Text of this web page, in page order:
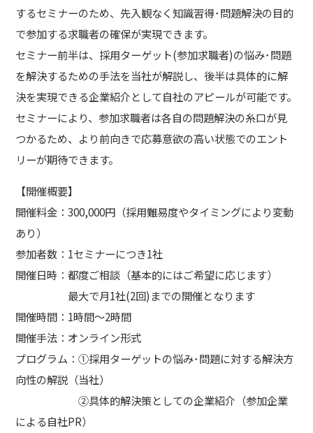
するセミナーのため、先入観なく知識習得･問題解決の目的
で参加する求職者の確保が実現できます。
セミナー前半は、採用ターゲット(参加求職者)の悩み･問題
を解決するための手法を当社が解説し、後半は具体的に解
決を実現できる企業紹介として自社のアピールが可能です。
セミナーにより、参加求職者は各自の問題解決の糸口が見
つかるため、より前向きで応募意欲の高い状態でのエント
リーが期待できます。
【開催概要】
開催料金：300,000円（採用難易度やタイミングにより変動
あり）
参加者数：1セミナーにつき1社
開催日時：都度ご相談（基本的にはご希望に応じます）
最大で月1社(2回)までの開催となります
開催時間：1時間～2時間
開催手法：オンライン形式
プログラム：①採用ターゲットの悩み･問題に対する解決方
向性の解説（当社）
②具体的解決策としての企業紹介（参加企業
による自社PR）